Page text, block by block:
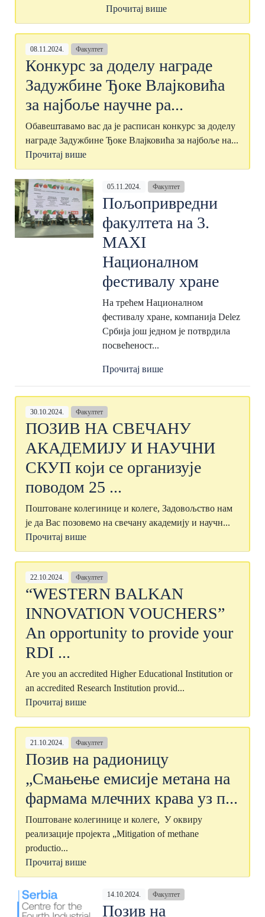
Прочитај више
08.11.2024. Факултет
Конкурс за доделу награде
Задужбине Ђоке Влајковића
за најбоље научне ра...
Обавештавамо вас да је расписан конкурс за доделу
награде Задужбине Ђоке Влајковића за најбоље на...
Прочитај више
05.11.2024. Факултет
Пољопривредни
факултета на 3.
MAXI
Националном
фестивалу хране
На трећем Националном
фестивалу хране, компанија Delez
Србија још једном је потврдила
посвећеност...
Прочитај више
30.10.2024. Факултет
ПОЗИВ НА СВЕЧАНУ
АКАДЕМИЈУ И НАУЧНИ
СКУП који се организује
поводом 25 ...
Поштоване колегинице и колеге, Задовољство нам
је да Вас позовемо на свечану академију и научн...
Прочитај више
22.10.2024. Факултет
“WESTERN BALKAN
INNOVATION VOUCHERS”
An opportunity to provide your
RDI ...
Are you an accredited Higher Educational Institution or
an accredited Research Institution provid...
Прочитај више
21.10.2024. Факултет
Позив на радионицу
„Смањење емисије метана на
фармама млечних крава уз п...
Поштованe колегинице и колеге, У оквиру
реализације пројекта „Mitigation of methane
productio...
Прочитај више
14.10.2024. Факултет
Позив на